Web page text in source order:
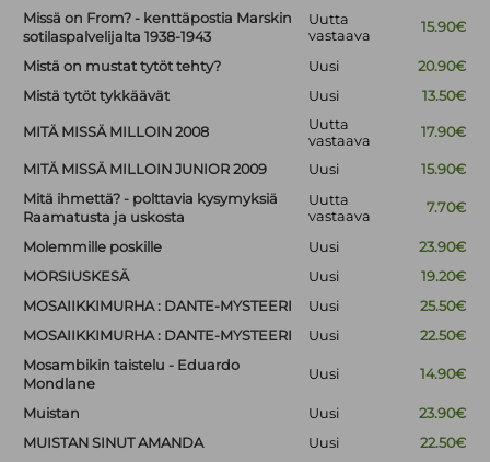
Missä on From? - kenttäpostia Marskin
sotilaspalvelijalta 1938-1943
Uutta
vastaava
15.90€
Mistä on mustat tytöt tehty? Uusi
20.90€
Mistä tytöt tykkäävät
Uusi 13.50€
MITÄ MISSÄ MILLOIN 2008
Uutta
vastaava
17.90€
MITÄ MISSÄ MILLOIN JUNIOR 2009 Uusi
15.90€
Mitä ihmettä? - polttavia kysymyksiä
Raamatusta ja uskosta
Uutta
vastaava
7.70€
Molemmille poskille Uusi
23.90€
MORSIUSKESÄ
Uusi
19.20€
MOSAIIKKIMURHA : DANTE-MYSTEERI
Uusi
25.50€
MOSAIIKKIMURHA : DANTE-MYSTEERI
Uusi
22.50€
Mosambikin taistelu - Eduardo
Mondlane
Uusi 14.90€
Muistan Uusi
23.90€
MUISTAN SINUT AMANDA
Uusi 22.50€